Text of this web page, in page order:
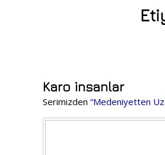
Karo insanlar
Serimizden “Medeniyetten